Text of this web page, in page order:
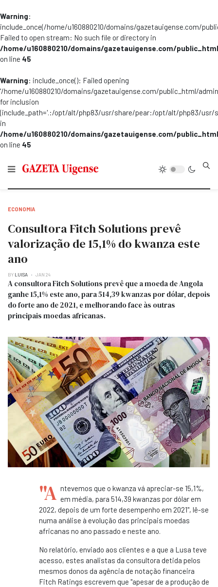
Warning:
include_once(/home/u160880210/domains/gazetauigense.com/
Failed to open stream: No such file or directory in
/home/u160880210/domains/gazetauigense.com/
on line 45
Warning: include_once(): Failed opening
'/home/u160880210/domains/gazetauigense.com/public_html/
for inclusion
(include_path='.:/opt/alt/php83/usr/share/pear:/opt/alt/php83/
in
/home/u160880210/domains/gazetauigense.com/
on line 45
ECONOMIA
Consultora Fitch Solutions prevê
valorização de 15,1% do kwanza este
ano
BY LUISA JAN 24
A consultora Fitch Solutions prevê que a moeda de Angola
ganhe 15,1% este ano, para 514,39 kwanzas por dólar, depois
do forte ano de 2021, e melhorando face às outras
principais moedas africanas.
"A ntevemos que o kwanza vá apreciar-se 15,1%,
em média, para 514,39 kwanzas por dólar em
2022, depois de um forte desempenho em 2021", lê-se
numa análise à evolução das principais moedas
africanas no ano passado e neste ano.
No relatório, enviado aos clientes e a que a Lusa teve
acesso, estes analistas da consultora detida pelos
mesmos donos da agência de notação financeira
Fitch Ratings escrevem que "apesar de a produção de